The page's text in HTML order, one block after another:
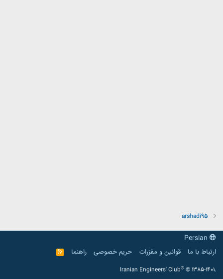
arshadi95
ارتباط با ما
قوانین و مقرّرات حریم خصوصی راهنما
R
S
Iranian Engineers' Club® © 1385-1401.